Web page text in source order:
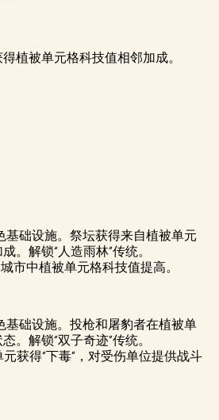
植被单元格科技值相邻加成。
基础设施。祭坛获得来自植被单元
。解锁“人造雨林”传统。
城市中植被单元格科技值提高。
基础设施。投枪和屠豹者在植被单
。解锁“双子奇迹”传统。
元获得“下毒”，对受伤单位提供战斗